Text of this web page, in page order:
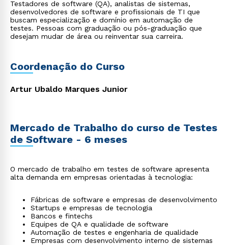
Testadores de software (QA), analistas de sistemas,
desenvolvedores de software e profissionais de TI que
buscam especialização e domínio em automação de
testes. Pessoas com graduação ou pós-graduação que
desejam mudar de área ou reinventar sua carreira.
Coordenação do Curso
Artur Ubaldo Marques Junior
Mercado de Trabalho do curso de Testes
de Software - 6 meses
O mercado de trabalho em testes de software apresenta
alta demanda em empresas orientadas à tecnologia:
Fábricas de software e empresas de desenvolvimento
Startups e empresas de tecnologia
Bancos e fintechs
Equipes de QA e qualidade de software
Automação de testes e engenharia de qualidade
Empresas com desenvolvimento interno de sistemas